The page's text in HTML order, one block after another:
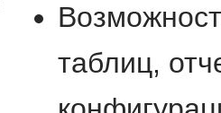
таблиц,